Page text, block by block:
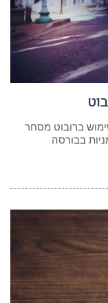
ברובוט מסחר
בבורסה